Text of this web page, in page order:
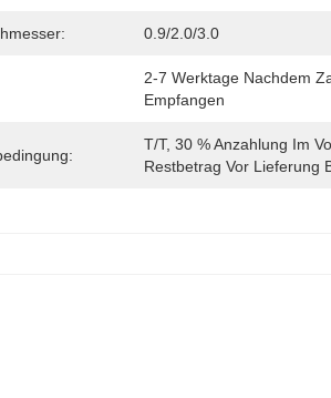
0.9/2.0/3.0
2-7 Werktage Nachdem
Empfangen
T/T, 30 % Anzahlung Im
Restbetrag Vor Lieferung